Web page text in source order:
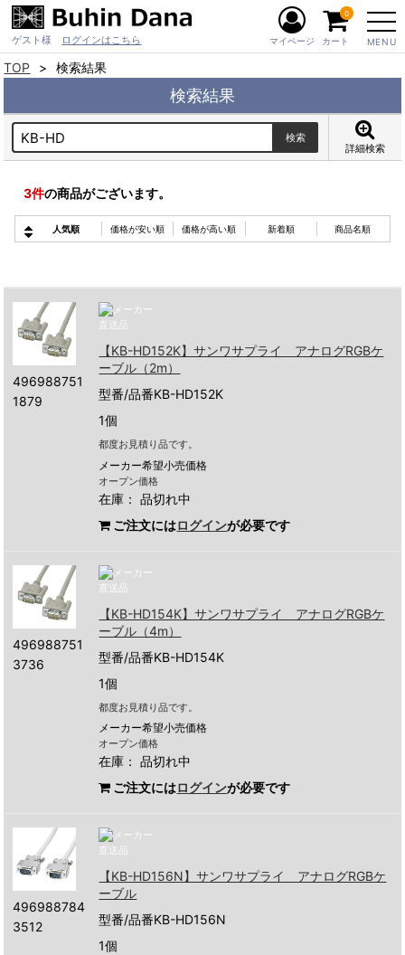
ゲスト様 ログインはこちら MENU
マイページ カート
0
TOP 検索結果
検索結果
詳細検索
3件の商品がございます。
人気順 価格が安い順 価格が高い順 新着順 商品名順
496988751
1879
【KB-HD152K】サンワサプライ アナログRGBケ
ーブル（2m）
型番/品番KB-HD152K
1個
都度お見積り品です。
メーカー希望小売価格
オープン価格
在庫：品切れ中
ご注文にはログインが必要です
496988751
3736
【KB-HD154K】サンワサプライ アナログRGBケ
ーブル（4m）
型番/品番KB-HD154K
1個
都度お見積り品です。
メーカー希望小売価格
オープン価格
在庫：品切れ中
ご注文にはログインが必要です
496988784
3512
【KB-HD156N】サンワサプライ アナログRGBケ
ーブル
型番/品番KB-HD156N
1個